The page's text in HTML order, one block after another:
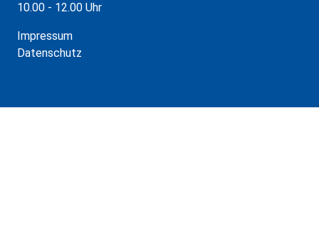
10.00 - 12.00 Uhr
Impressum
Datenschutz